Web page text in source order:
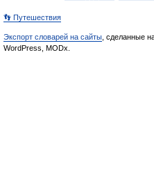
👣 Путешествия
Экспорт словарей на сайты , сделанные
WordPress, MODx.